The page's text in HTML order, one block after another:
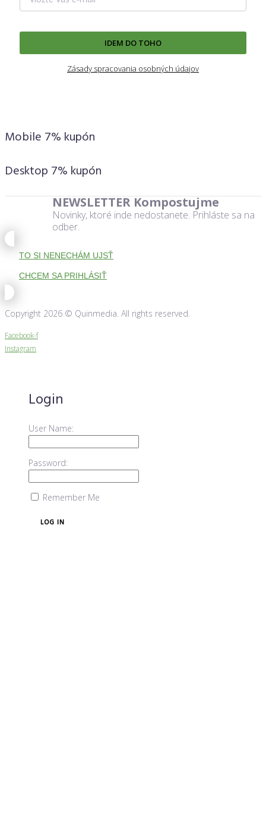
IDEM DO TOHO
Zásady spracovania osobných údajov
Mobile 7% kupón
Desktop 7% kupón
NEWSLETTER Kompostujme
Novinky, ktoré inde nedostanete. Prihláste sa na
odber.
TO SI NENECHÁM UJSŤ
CHCEM SA PRIHLÁSIŤ
Copyright 2026 © Quinmedia. All rights reserved.
Facebook-f
Instagram
Login
User Name:
Password:
Remember Me